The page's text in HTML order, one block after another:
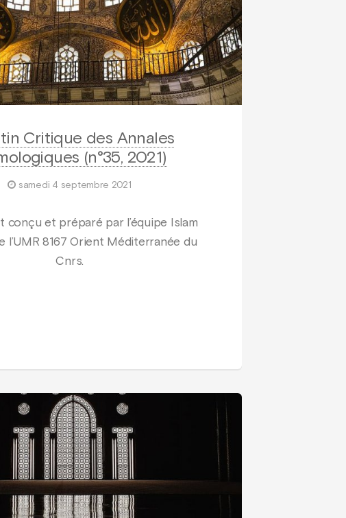
Critique des Annales
(n°35, 2021)
samedi 4 septembre 2021
conçu et préparé par l’équipe Islam
l’UMR 8167 Orient Méditerranée du
Cnrs.